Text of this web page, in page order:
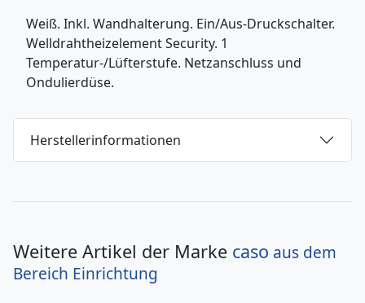
Weiß. Inkl. Wandhalterung. Ein/Aus-Druckschalter.
Welldrahtheizelement Security. 1
Temperatur-/Lüfterstufe. Netzanschluss und
Ondulierdüse.
Herstellerinformationen
Weitere Artikel der Marke caso aus dem
Bereich Einrichtung